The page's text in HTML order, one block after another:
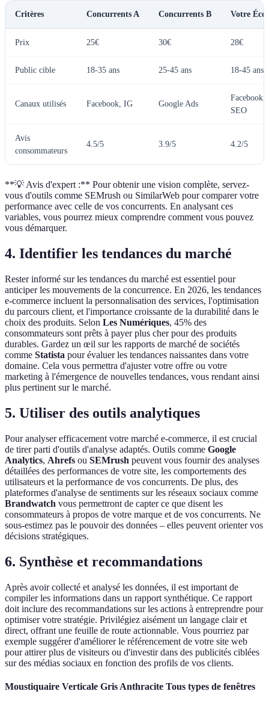
Critères Concurrents A Concurrents B Votre
Prix 25€ 30€ 28€
Public cible 18-35 ans 25-45 ans 18-45 ans
Canaux utilisés Facebook, IG Google Ads
Facebook,
SEO
Avis
consommateurs
4.5/5 3.9/5 4.2/5
**💡 Avis d'expert :** Pour obtenir une vision complète, servez-
vous d'outils comme SEMrush ou SimilarWeb pour comparer votre
performance avec celle de vos concurrents. En analysant ces
variables, vous pourrez mieux comprendre comment vous pouvez
vous démarquer.
4. Identifier les tendances du marché
Rester informé sur les tendances du marché est essentiel pour
anticiper les mouvements de la concurrence. En 2026, les tendances
e-commerce incluent la personnalisation des services, l'optimisation
du parcours client, et l'importance croissante de la durabilité dans le
choix des produits. Selon Les Numériques, 45% des
consommateurs sont prêts à payer plus cher pour des produits
durables. Gardez un œil sur les rapports de marché de sociétés
comme Statista pour évaluer les tendances naissantes dans votre
domaine. Cela vous permettra d'ajuster votre offre ou votre
marketing à l'émergence de nouvelles tendances, vous rendant ainsi
plus pertinent sur le marché.
5. Utiliser des outils analytiques
Pour analyser efficacement votre marché e-commerce, il est crucial
de tirer parti d'outils d'analyse adaptés. Outils comme Google
Analytics, Ahrefs ou SEMrush peuvent vous fournir des analyses
détaillées des performances de votre site, les comportements des
utilisateurs et la performance de vos concurrents. De plus, des
plateformes d'analyse de sentiments sur les réseaux sociaux comme
Brandwatch vous permettront de capter ce que disent les
consommateurs à propos de votre marque et de vos concurrents. Ne
sous-estimez pas le pouvoir des données – elles peuvent orienter vos
décisions stratégiques.
6. Synthèse et recommandations
Après avoir collecté et analysé les données, il est important de
compiler les informations dans un rapport synthétique. Ce rapport
doit inclure des recommandations sur les actions à entreprendre pour
optimiser votre stratégie. Privilégiez aisément un langage clair et
direct, offrant une feuille de route actionnable. Vous pourriez par
exemple suggérer d'améliorer le référencement de votre site web
pour attirer plus de visiteurs ou d'investir dans des publicités ciblées
sur des médias sociaux en fonction des profils de vos clients.
Moustiquaire Verticale Gris Anthracite Tous types de fenêtres